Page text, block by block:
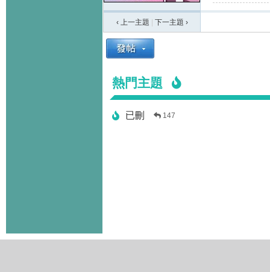
‹ 上一主題 下一主題 ›
熱門主題
已刪 147